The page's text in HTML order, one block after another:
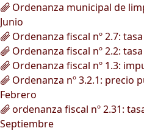
Ordenanza municipal de
Junio
Ordenanza fiscal nº 2.7:
Ordenanza fiscal nº 2.2:
Ordenanza fiscal nº 1.3:
Ordenanza nº 3.2.1: precio
Febrero
ordenanza fiscal nº 2.31:
Septiembre